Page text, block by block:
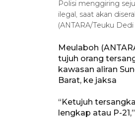
Polisi menggiring
ilegal, saat akan
(ANTARA/Teuku
Meulaboh
tujuh orang
kawasan aliran
Barat, ke jaksa
“Ketujuh
lengkap atau P-